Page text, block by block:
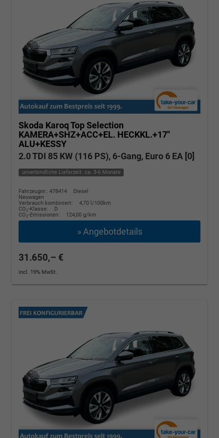
Skoda KaroqTop Selection
KAMERA+SHZ+ACC+EL. HECKKL.+17"
ALU+KESSY
2.0 TDI 85 KW (116 PS), 6-Gang, Euro 6 EA [0]
unverbindliche Lieferzeit: ca. 3-6 Monate
Fahrzeugnr.: 478414
Diesel
Neuwagen
Verbrauch kombiniert:
4,70 l/100km
CO2-Klasse:
D
CO2-Emissionen: 124,00 g/km
» Angebotdetails
31.650,– €
incl. 19% MwSt.